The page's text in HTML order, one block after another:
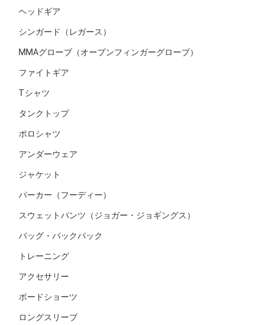
ヘッドギア
シンガード（レガース）
MMAグローブ（オープンフィンガーグローブ）
ファイトギア
Tシャツ
タンクトップ
ポロシャツ
アンダーウェア
ジャケット
パーカー（フーディー）
スウェットパンツ（ジョガー・ジョギングス）
バッグ・バックパック
トレーニング
アクセサリー
ボードショーツ
ロングスリーブ